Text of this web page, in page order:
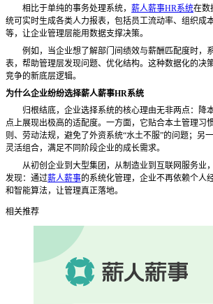
相比于单纯的事务处理系统， 薪人薪事HR系统在数
统可实时生成各类人力报表，包括员工流动率、组织成
等，让企业管理层能用数据支撑决策。
例如，当企业想了解部门间绩效与薪酬匹配度时，
表，帮助管理层发现问题、优化结构。这种数据化的决
竞争的新底层逻辑。
为什么企业纷纷选择薪人薪事HR系统
归根结底，企业选择系统的核心理由无非两点：降
点上展现出极高的适配度。一方面，它贴合本土管理习
则、劳动法规，避免了外资系统“水土不服”的问题；另
灵活组合，满足不同阶段企业的成长需求。
从初创企业到大型集团，从制造业到互联网服务业
发现：通过薪人薪事的系统化管理，企业不再依赖个人
和智能算法，让管理真正落地。
相关推荐